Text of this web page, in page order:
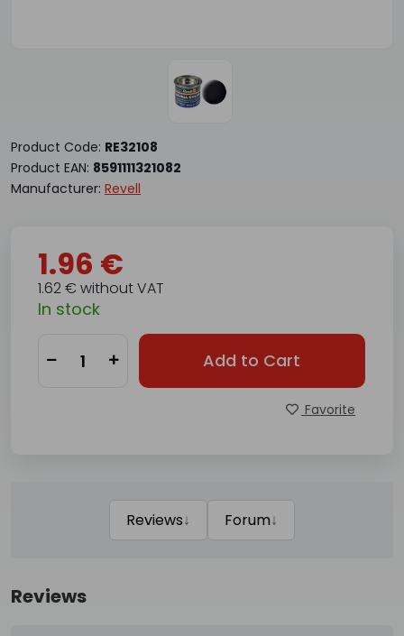
Product Code: RE32108
Product EAN: 8591111321082
Manufacturer: Revell
1.96 €
1.62 € without VAT
In stock
Add to Cart
Favorite
Reviews↓ Forum↓
Reviews